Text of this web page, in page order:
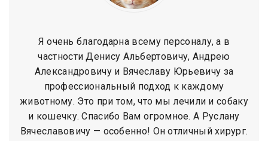
Я очень благодарна всему персоналу, а в
частности Денису Альбертовичу, Андрею
Александровичу и Вячеславу Юрьевичу за
профессиональный подход к каждому
животному. Это при том, что мы лечили и собаку
и кошечку. Спасибо Вам огромное. А Руслану
Вячеславовичу — особенно! Он отличный хирург.